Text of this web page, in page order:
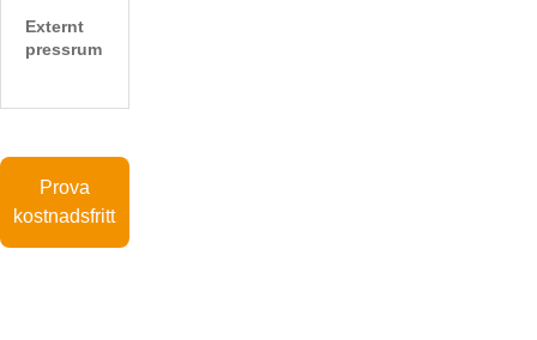
Externt
pressrum
Prova
kostnadsfritt